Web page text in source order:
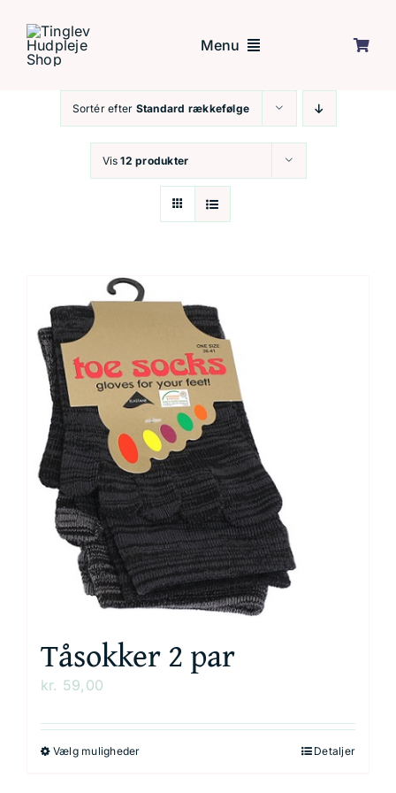
content
Menu
Behandlinger
Kontakt
Kurv
Sortér efter Standard rækkefølge
Vis12 produkter
Tåsokker 2 par
kr. 59,00
Vælg mulighederDette
Detaljer